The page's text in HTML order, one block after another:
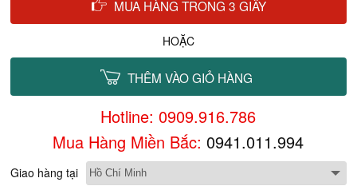
MUA HÀNG TRONG 3 GIÂY
HOẶC
THÊM VÀO GIỎ HÀNG
Hotline: 0909.916.786
Mua Hàng Miền Bắc: 0941.011.994
Giao hàng tại